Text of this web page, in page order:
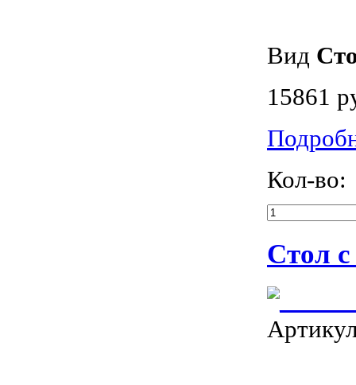
Вид
15861
Кол-во:
Стол